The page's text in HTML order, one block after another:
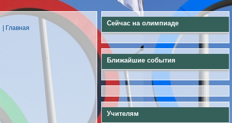
| Главная
Сейчас на олимпиаде
Ближайшие события
Учителям